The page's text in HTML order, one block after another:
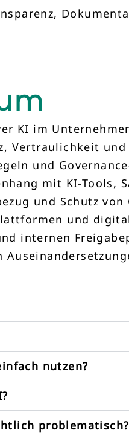
KI im
Vertraulichkeit und
und
mit KI-Tools,
und Schutz
und
internen
nutzen?
problematisch?